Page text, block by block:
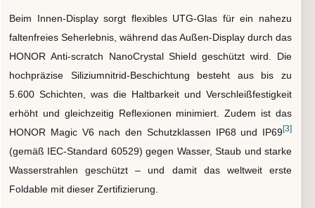
Beim Innen-Display sorgt flexibles UTG-Glas für ein nahezu
faltenfreies Seherlebnis, während das Außen-Display durch das
HONOR Anti-scratch NanoCrystal Shield geschützt wird. Die
hochpräzise Siliziumnitrid-Beschichtung besteht aus bis zu
5.600 Schichten, was die Haltbarkeit und Verschleißfestigkeit
erhöht und gleichzeitig Reflexionen minimiert. Zudem ist das
HONOR Magic V6 nach den Schutzklassen IP68 und IP69[3]
(gemäß IEC-Standard 60529) gegen Wasser, Staub und starke
Wasserstrahlen geschützt – und damit das weltweit erste
Foldable mit dieser Zertifizierung.